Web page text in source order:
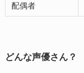
配偶者
どんな声優さん？